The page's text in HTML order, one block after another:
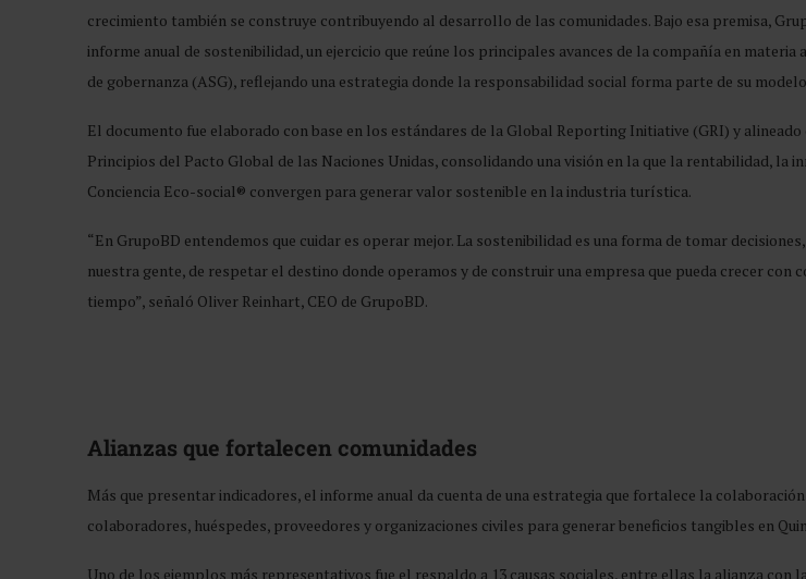
crecimiento también se construye contribuyendo al desarrollo de las comunidades. Bajo esa premisa,
informe anual de sostenibilidad, un ejercicio que reúne los principales avances de la compañía en materia
de gobernanza (ASG), reflejando una estrategia donde la responsabilidad social forma parte de su
El documento fue elaborado con base en los estándares de la Global Reporting Initiative (GRI) y alineado
Principios del Pacto Global de las Naciones Unidas, consolidando una visión en la que la rentabilidad, la
Conciencia Eco-social® convergen para generar valor sostenible en la industria turística.
“En GrupoBD entendemos que cuidar es operar mejor. La sostenibilidad es una forma de tomar
nuestra gente, de respetar el destino donde operamos y de construir una empresa que pueda crecer con
tiempo”, señaló Oliver Reinhart, CEO de GrupoBD.
Alianzas que fortalecen comunidades
Más que presentar indicadores, el informe anual da cuenta de una estrategia que fortalece la
colaboradores, huéspedes, proveedores y organizaciones civiles para generar beneficios tangibles en
Uno de los ejemplos más representativos fue el respaldo a 13 causas sociales, entre ellas la alianza con